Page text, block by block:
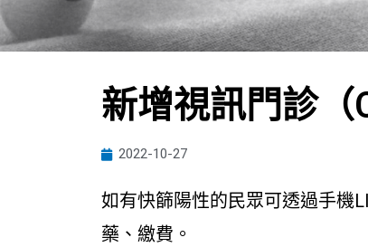
新增視訊門診（
2022-10-27
如有快篩陽性的民眾可透過手機
藥、繳費。